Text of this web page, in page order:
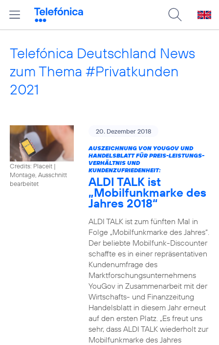
Telefónica Deutschland News
zum Thema #Privatkunden
2021
Credits: Placeit |
Montage, Ausschnitt
bearbeitet
20. Dezember 2018
AUSZEICHNUNG VON YOUGOV UND
HANDELSBLATT FÜR PREIS-LEISTUNGS-
VERHÄLTNIS UND
KUNDENZUFRIEDENHEIT:
ALDI TALK ist
„Mobilfunkmarke des
Jahres 2018“
ALDI TALK ist zum fünften Mal in
Folge „Mobilfunkmarke des Jahres“.
Der beliebte Mobilfunk-Discounter
schaffte es in einer repräsentativen
Kundenumfrage des
Marktforschungsunternehmens
YouGov in Zusammenarbeit mit der
Wirtschafts- und Finanzzeitung
Handelsblatt in diesem Jahr erneut
auf den ersten Platz. „Es freut uns
sehr, dass ALDI TALK wiederholt zur
Mobilfunkmarke des Jahres